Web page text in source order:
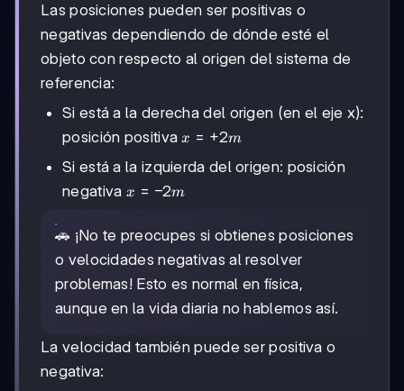
Las posiciones pueden ser positivas o
negativas dependiendo de dónde esté el
objeto con respecto al origen del sistema de
referencia:
Si está a la derecha del origen (en el eje x):
posición positivax =
x = +2m
Si está a la izquierda del origen: posición
negativa x =
x = −2m
🚗 ¡No te preocupes si obtienes posiciones
o velocidades negativas al resolver
problemas! Esto es normal en física,
aunque en la vida diaria no hablemos así.
La velocidad también puede ser positiva o
negativa: